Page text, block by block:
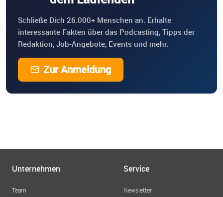
Schließe Dich 26.000+ Menschen an. Erhalte
interessante Fakten über das Podcasting, Tipps der
Redaktion, Job-Angebote, Events und mehr.
Zur Anmeldung
Unternehmen
Team
Service
Newsletter